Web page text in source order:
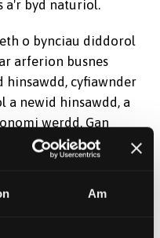
Am
a'r byd naturiol.
o bynciau diddorol
arferion busnes
hinsawdd, cyfiawnder
a newid hinsawdd, a
werdd. Gan
ar draws amrywiaeth
am strategaethau
gan
sy'n